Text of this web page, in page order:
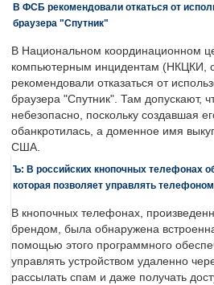
В ФСБ рекомендовали откаться от
браузера "Спутник"
В Национальном координационном
компьютерным инцидентам (НКЦКИ,
рекомендовали отказаться от
браузера "Спутник". Там допускают,
небезопасно, поскольку создавшая
обанкротилась, а доменное имя
США.
Ъ: В российских кнопочных телефонах
которая позволяет управлять
В кнопочных телефонах,
брендом, была обнаружена
помощью этого программного
управлять устройством удаленно
рассылать спам и даже получать